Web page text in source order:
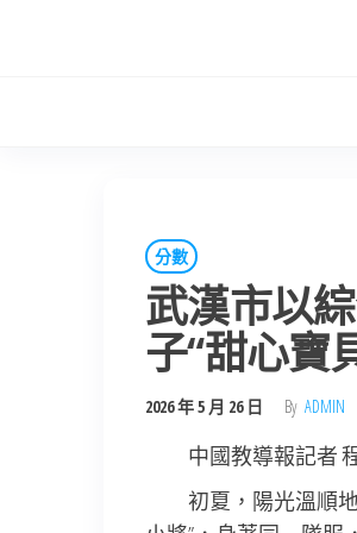
分數
武漢市以
子“甜心寶
2026 年 5 月 26 日 By ADMIN
中國教導報記者
初夏，陽光溫順